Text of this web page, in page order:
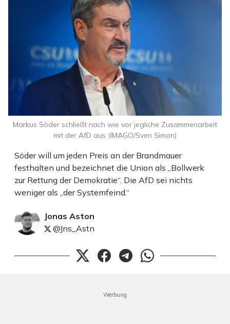
Söder will um jeden Preis an der Brandmauer
festhalten und bezeichnet die Union als „Bollwerk
zur Rettung der Demokratie“. Die AfD sei nichts
weniger als „der Systemfeind.“
Jonas Aston
@Jns_Astn
Markus Söder schließt nach wie vor jegliche Zusammenarbeit
mit der AfD aus (IMAGO/Sven Simon)
Werbung